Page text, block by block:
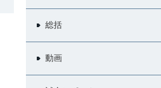
総括
動画